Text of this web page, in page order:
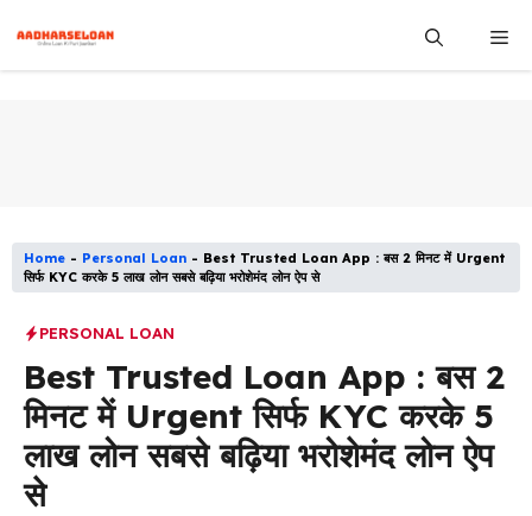
content
Home - Personal Loan - Best Trusted Loan App : बस 2 मिनट में Urgent
सिर्फ KYC करके 5 लाख लोन सबसे बढ़िया भरोशेमंद लोन ऐप से
PERSONAL LOAN
Best Trusted Loan App : बस 2
मिनट में Urgent सिर्फ KYC करके 5
लाख लोन सबसे बढ़िया भरोशेमंद लोन ऐप
से